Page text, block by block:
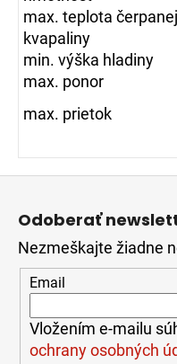
max. teplota čerpanej
kvapaliny
min. výška hladiny
max. ponor
max. prietok
Z
Odoberať
Nezmeškajte žiadne
Email
Vložením e-mailu
ochrany osobných